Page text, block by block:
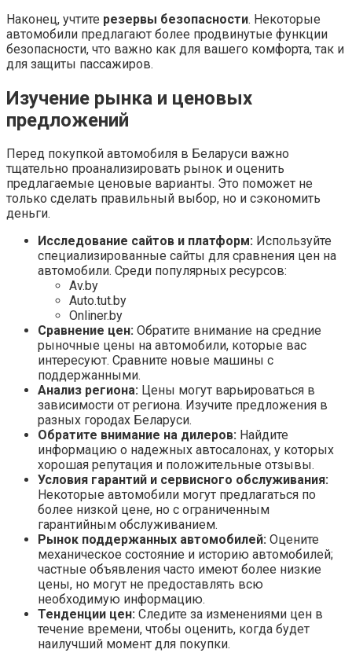
Наконец, учтите резервы безопасности. Некоторые
автомобили предлагают более продвинутые функции
безопасности, что важно как для вашего комфорта, так и
для защиты пассажиров.
Изучение рынка и ценовых
предложений
Перед покупкой автомобиля в Беларуси важно
тщательно проанализировать рынок и оценить
предлагаемые ценовые варианты. Это поможет не
только сделать правильный выбор, но и сэкономить
деньги.
Исследование сайтов и платформ: Используйте
специализированные сайты для сравнения цен на
автомобили. Среди популярных ресурсов:
Av.by
Auto.tut.by
Onliner.by
Сравнение цен: Обратите внимание на средние
рыночные цены на автомобили, которые вас
интересуют. Сравните новые машины с
поддержанными.
Анализ региона: Цены могут варьироваться в
зависимости от региона. Изучите предложения в
разных городах Беларуси.
Обратите внимание на дилеров: Найдите
информацию о надежных автосалонах, у которых
хорошая репутация и положительные отзывы.
Условия гарантий и сервисного обслуживания:
Некоторые автомобили могут предлагаться по
более низкой цене, но с ограниченным
гарантийным обслуживанием.
Рынок поддержанных автомобилей: Оцените
механическое состояние и историю автомобилей;
частные объявления часто имеют более низкие
цены, но могут не предоставлять всю
необходимую информацию.
Тенденции цен: Следите за изменениями цен в
течение времени, чтобы оценить, когда будет
наилучший момент для покупки.